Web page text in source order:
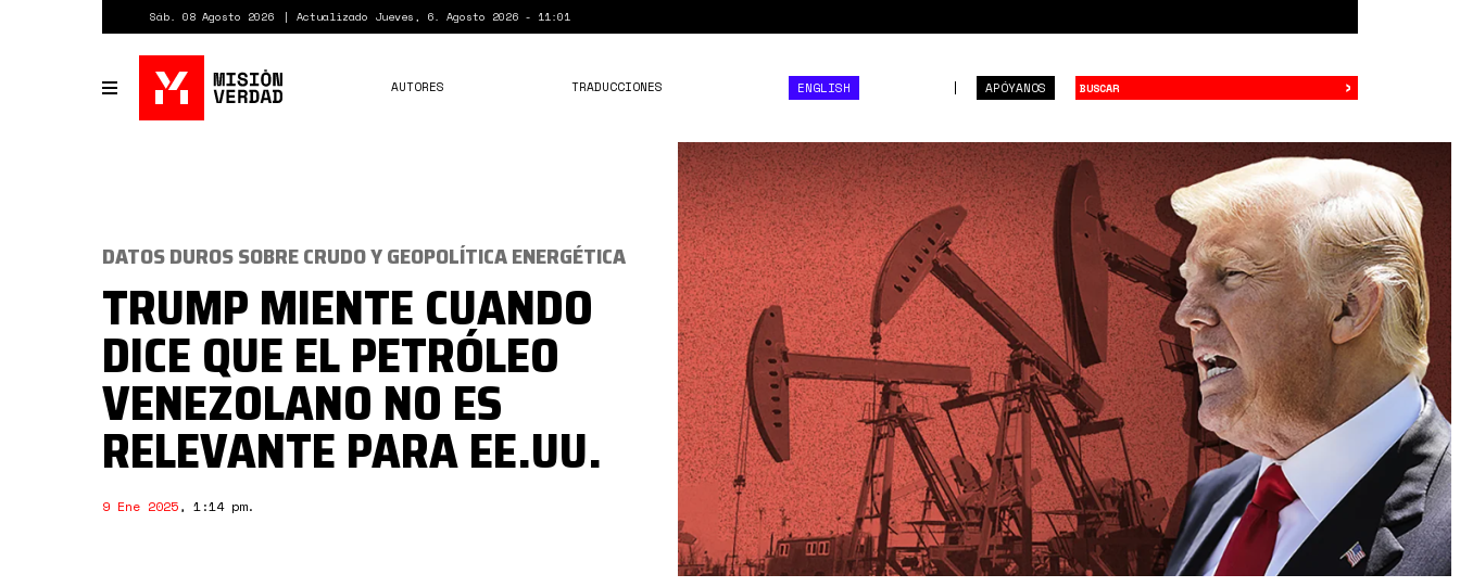
Sáb. 08 Agosto 2026 Actualizado Jueves, 6. Agosto 2026 - 11:01
Toggle
navigation
APÓYANOS
AUTORES TRADUCCIONES ENGLISH ›
Screen
Shot
2025-
01-
08
at
21.24.26.png
DATOS DUROS SOBRE CRUDO Y GEOPOLÍTICA ENERGÉTICA
TRUMP MIENTE CUANDO
DICE QUE EL PETRÓLEO
VENEZOLANO NO ES
RELEVANTE PARA EE.UU.
9 Ene 2025, 1:14 pm.